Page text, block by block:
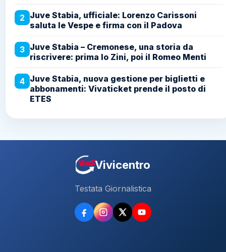
2 Juve Stabia, ufficiale: Lorenzo Carissoni
saluta le Vespe e firma con il Padova
3 Juve Stabia – Cremonese, una storia da
riscrivere: prima lo Zini, poi il Romeo Menti
4 Juve Stabia, nuova gestione per biglietti e
abbonamenti: Vivaticket prende il posto di
ETES
Vivicentro
Testata Giornalistica